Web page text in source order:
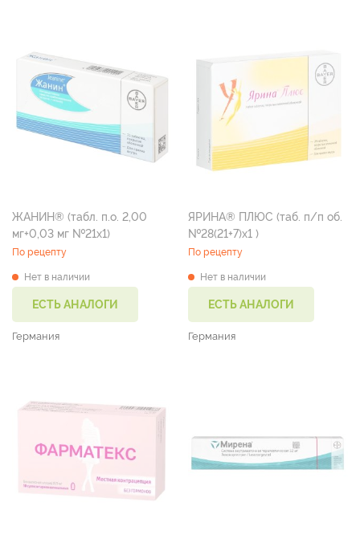
ЖАНИН® (табл. п.о. 2,00
мг+0,03 мг №21х1)
По рецепту
Нет в наличии
ЕСТЬ АНАЛОГИ
Германия
ЯРИНА® ПЛЮС (таб. п/п об.
№28(21+7)х1 )
По рецепту
Нет в наличии
ЕСТЬ АНАЛОГИ
Германия